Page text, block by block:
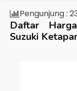
Pengunjung :
Daftar
Suzuki